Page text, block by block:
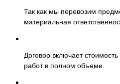
Так как мы перевозим
материальная
Договор включает
работ в полном объеме.